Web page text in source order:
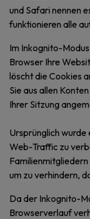
und Safari nennen
funktionieren alle
Im Inkognito-
Browser Ihre
löscht die Cookies
Sie aus allen
Ihrer Sitzung
Ursprünglich wurde
Web-Traffic zu
um zu verhindern,
Da der Inkognito-
Browserverlauf